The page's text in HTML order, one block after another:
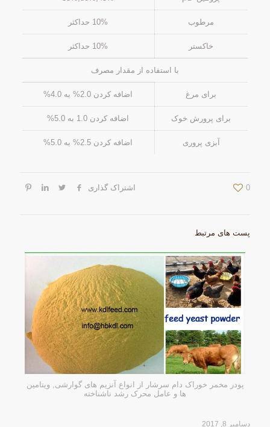
مرطوب 10% حداکثر
خاکستر 10% حداکثر
با استفاده از مقدار مصرف
برای مرغ اضافه كردن 2.0% به 4.0%
برای پرورش خوک اضافه كردن 1.0 به 5.0%
آبزی پروری اضافه كردن 2.5% به 5.0%
اشتراک گذاری 0
پست های مرتبط
پودر مخمر خوراک دام سرشار از انواع آنزیم های گوارشی, ویتامین
ها و عامل محرک رشد ناشناخته
دسامبر 8, 2017